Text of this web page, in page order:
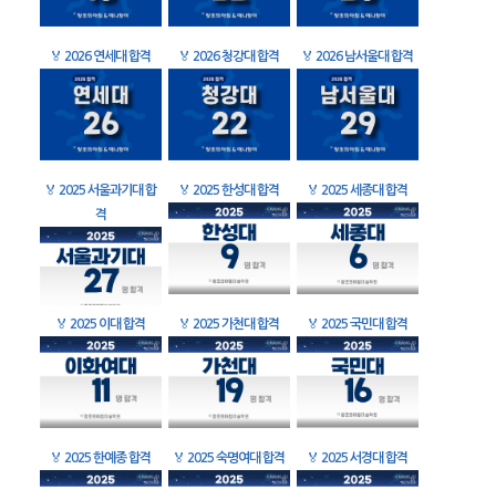
🏅 2026 연세대 합격 🏅 2026 청강대 합격 🏅 2026 남서울대 합격
🏅 2025 서울과기대 합
격
🏅 2025 한성대 합격 🏅 2025 세종대 합격
🏅 2025 이대 합격 🏅 2025 가천대 합격 🏅 2025 국민대 합격
🏅 2025 한예종 합격 🏅 2025 숙명여대 합격 🏅 2025 서경대 합격